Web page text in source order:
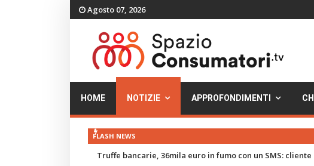
Agosto 07, 2026
HOME NOTIZIE APPROFONDIMENTI
FLASH NEWS
Truffe bancarie, 36mila euro in fumo con un SMS: